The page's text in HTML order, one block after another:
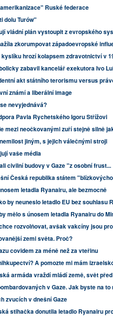
Ruské federace
dolu Turów"
vládní plán vystoupit z evropského
zkorumpovat západoevropské
hrozí kolapsem zdravotnictví v
zabavil kancelář exekutora Ivo
akt státního terorismu versus
známí a liberální image
nevyjednává?
Pavla Rychetského Igoru Střížovi
mezi neočkovanými zuří stejně silně
jiným, s jejich válečnými stroji
vaše média
civilní budovy v Gaze "z osobní frust...
Česká republika státem
letadla Ryanairu, ale bezmocně
by neuneslo letadlo EU bez souhlasu
mělo s únosem letadla Ryanairu do
rozvolňovat, avšak vakcíny jsou
zemi světa. Proč?
covidem za méně než za vteřinu
A pomozte mi mám
armáda vraždí mládí země, svět
v Gaze. Jak byste na to
zvucích v dnešní Gaze
stihačka donutila letadlo Ryanairu